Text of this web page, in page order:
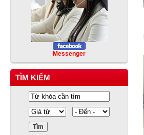
Messenger
TÌM KIẾM